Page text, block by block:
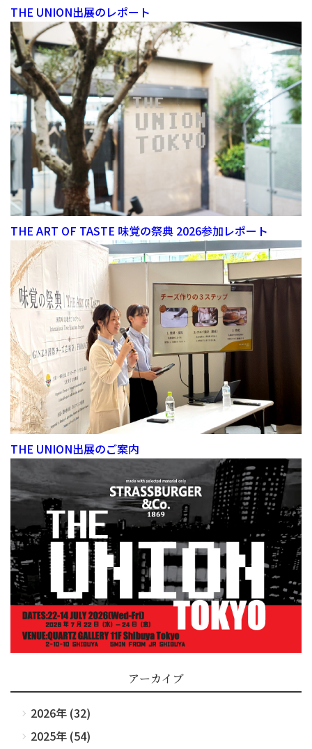
THE UNION出展のレポート
THE ART OF TASTE 味覚の祭典 2026参加レポート
THE UNION出展のご案内
アーカイブ
2026年 (32)
2025年 (54)